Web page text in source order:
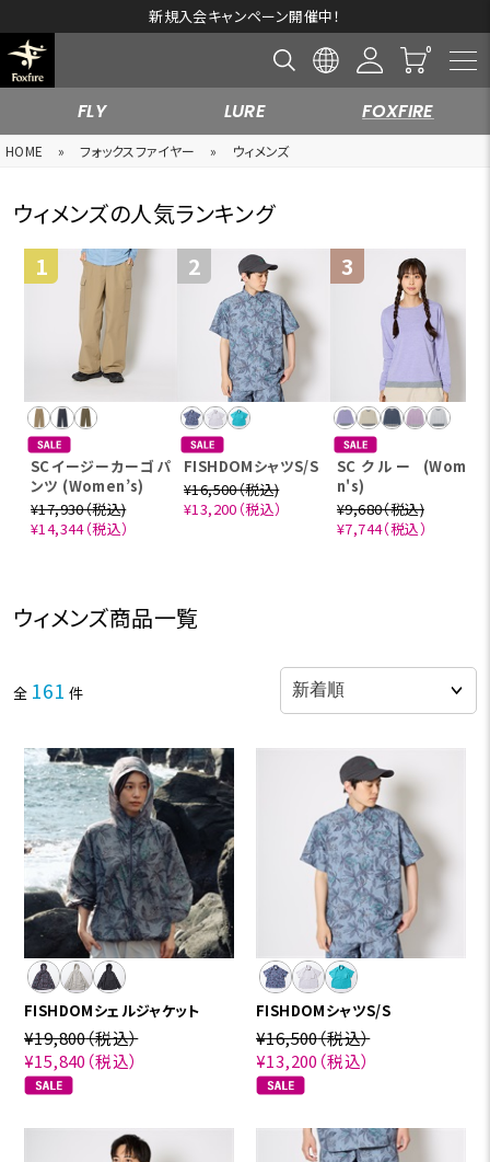
新規入会キャンペーン開催中！
FLY LURE FOXFIRE
HOME » フォックスファイヤー » ウィメンズ
ウィメンズの人気ランキング
SCイージーカーゴパ
ンツ (Women’s)
¥17,930（税込)
¥14,344（税込）
FISHDOMシャツS/S
¥16,500（税込)
¥13,200（税込）
SCクルー (Wome
n's)
¥9,680（税込)
¥7,744（税込）
ウィメンズ商品一覧
全 161 件
FISHDOMシェルジャケット
¥19,800（税込）
¥15,840 （税込）
FISHDOMシャツS/S
¥16,500（税込）
¥13,200 （税込）